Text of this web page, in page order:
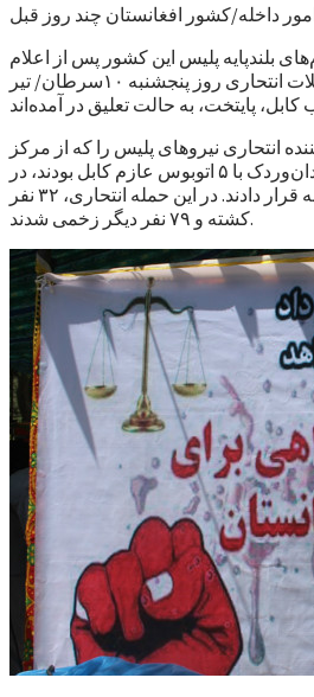
داخله/کشور افغانستان چند روز قبل
نفر از مقام‌های بلند‌پایه پلیس این کشور پس از اعلام
نتیجه تحقیقات درباره حملات انتحاری روز پنجشنبه ۱۰سرطان/ تیر
انتحاری نیروهای پلیس را که از مرکز
آموزش پلیس در ولایت میدان‌وردک با ۵ اتوبوس عازم کابل بودند، در
مسیر حرکت آنان هدف حمله قرار دادند. در این حمله انتحاری، ۳۲ نفر
کشته و ۷۹ نفر دیگر زخمی شدند.